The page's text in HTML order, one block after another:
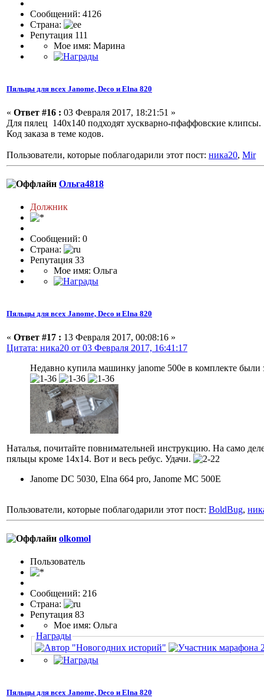
Сообщений: 4126
Страна:
Репутация 111
Мое имя: Марина
Пяльцы для всех Janome, Deco и Elna 820
« Ответ #16 : 03 Февраля 2017, 18:21:51 »
Для пялец 140х140 подходят хускварно-пфаффовские клипсы.
Код заказа в теме кодов.
Пользователи, которые поблагодарили этот пост: ника20, Mir
Ольга4818
Должник
Сообщений: 0
Страна:
Репутация 33
Мое имя: Ольга
Пяльцы для всех Janome, Deco и Elna 820
« Ответ #17 : 13 Февраля 2017, 00:08:16 »
Цитата: ника20 от 03 Февраля 2017, 16:41:17
Недавно купила машинку janome 500e в комплекте
Наталья, почитайте повнимательней инструкцию. На само
пяльцы кроме 14x14. Вот и весь ребус. Удачи.
Janome DC 5030, Elna 664 pro, Janome MС 500Е
Пользователи, которые поблагодарили этот пост: BoldBug,
olkomol
Пользовaтeль
Сообщений: 216
Страна:
Репутация 83
Мое имя: Ольга
Награды
Пяльцы для всех Janome, Deco и Elna 820